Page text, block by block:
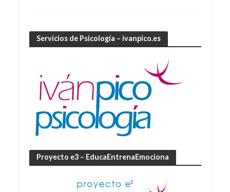
Servicios de Psicología – ivanpico.es
Proyecto e3 – EducaEntrenaEmociona